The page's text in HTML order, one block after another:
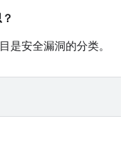
是安全漏洞的分类。